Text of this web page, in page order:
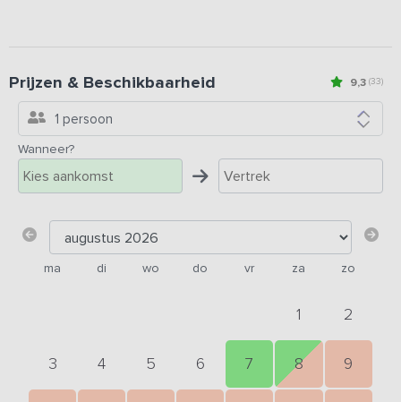
9,3 (33)
Prijzen & Beschikbaarheid
1 persoon
Wanneer?
ma di wo do vr za zo
1 2
3 4 5 6 7 8 9